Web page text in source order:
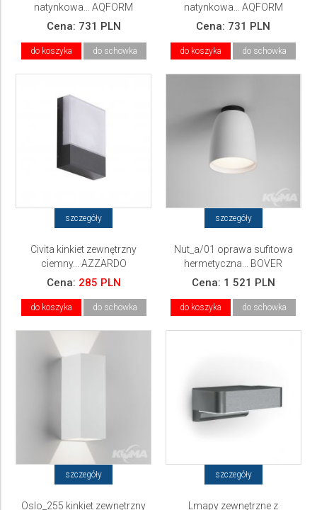
natynkowa... AQFORM
Cena: 731 PLN
do koszyka do schowka
natynkowa... AQFORM
Cena: 731 PLN
do koszyka do schowka
szczegóły
Civita kinkiet zewnętrzny
ciemny... AZZARDO
Cena: 285 PLN
do koszyka do schowka
szczegóły
Nut_a/01 oprawa sufitowa
hermetyczna... BOVER
Cena: 1 521 PLN
do koszyka do schowka
szczegóły
Oslo_255 kinkiet zewnętrzny
szczegóły
Lmapy zewnętrzne z